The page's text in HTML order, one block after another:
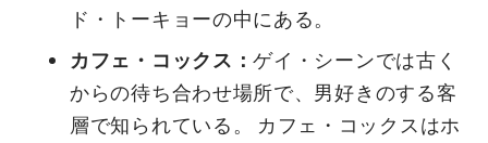
ド・トーキョーの中にある。
カフェ・コックス：ゲイ・シーンでは古く
からの待ち合わせ場所で、男好きのする客
層で知られている。 カフェ・コックスはホ